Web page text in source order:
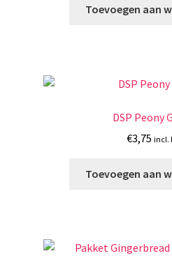
was:
Toevoegen aan
DSP Peony
€3,75 incl.
Toevoegen aan